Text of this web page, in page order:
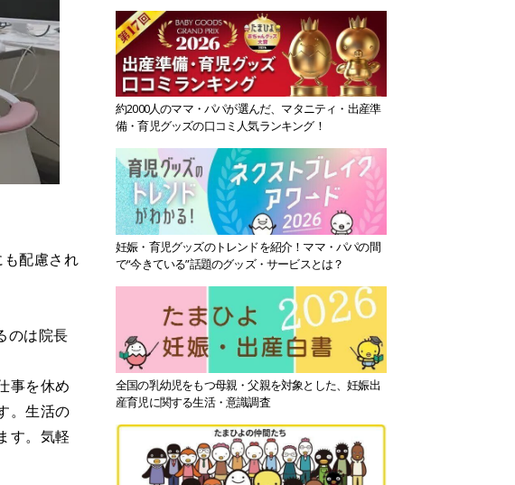
配慮され
のは院長
事を休め
。生活の
す。気軽
約2000人のママ・パパが選んだ、マタニティ・出産準
備・育児グッズの口コミ人気ランキング！
妊娠・育児グッズのトレンドを紹介！ママ・パパの間
で“今きている”話題のグッズ・サービスとは？
全国の乳幼児をもつ母親・父親を対象とした、妊娠出
産育児に関する生活・意識調査